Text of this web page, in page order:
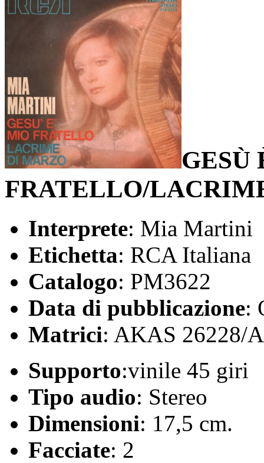
GESÙ
FRATELLO/
Interprete: Mia Martini
Etichetta: RCA Italiana
Catalogo: PM3622
Data di pubblicazione:
Matrici: AKAS 26228/
Supporto:vinile 45 giri
Tipo audio: Stereo
Dimensioni: 17,5 cm.
Facciate: 2